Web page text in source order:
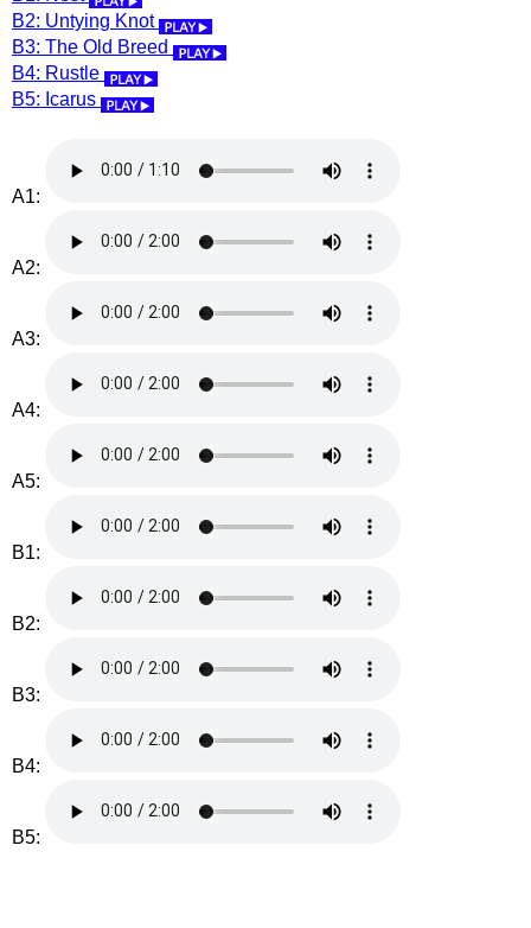
B2: Untying Knot
B3: The Old Breed
B4: Rustle
B5: Icarus
A1:
A2:
A3:
A4:
A5:
B1:
B2:
B3:
B4:
B5: